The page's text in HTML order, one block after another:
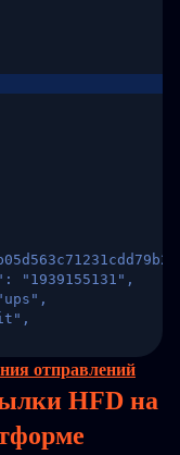
"1939155131",
2,
отправлений
HFD на